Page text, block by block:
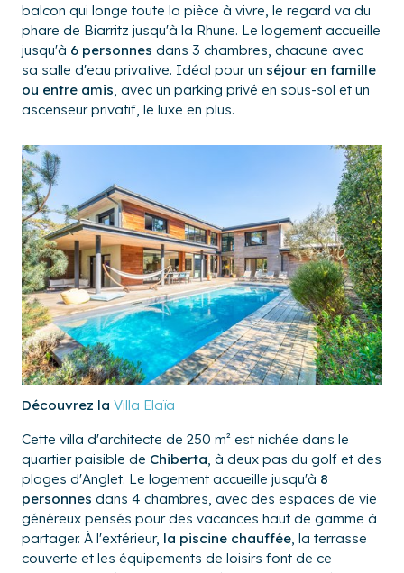
balcon qui longe toute la pièce à vivre, le regard va du
phare de Biarritz jusqu'à la Rhune. Le logement accueille
jusqu'à 6 personnes dans 3 chambres, chacune avec
sa salle d'eau privative. Idéal pour un séjour en famille
ou entre amis , avec un parking privé en sous-sol et un
ascenseur privatif, le luxe en plus.
Découvrez la Villa Elaïa
Cette villa d'architecte de 250 m² est nichée dans le
quartier paisible de Chiberta, à deux pas du golf et des
plages d'Anglet. Le logement accueille jusqu'à 8
personnes dans 4 chambres, avec des espaces de vie
généreux pensés pour des vacances haut de gamme à
partager. À l'extérieur, la piscine chauffée, la terrasse
couverte et les équipements de loisirs font de ce